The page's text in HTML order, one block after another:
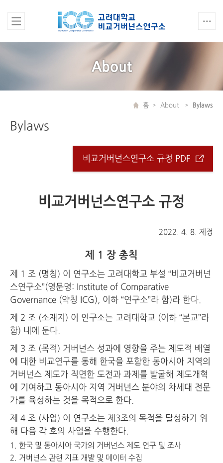
About
홈 About Bylaws
Bylaws
비교거버넌스연구소 규정 PDF
비교거버넌스연구소 규정
2022. 4. 8. 제정
제 1 장 총칙
제 1 조 (명칭) 이 연구소는 고려대학교 부설 “비교거버넌
스연구소”(영문명: Institute of Comparative
Governance (약칭 ICG), 이하 “연구소”라 함)라 한다.
제 2 조 (소재지) 이 연구소는 고려대학교 (이하 “본교”라
함) 내에 둔다.
제 3 조 (목적) 거버넌스 성과에 영향을 주는 제도적 배열
에 대한 비교연구를 통해 한국을 포함한 동아시아 지역의
거버넌스 제도가 직면한 도전과 과제를 발굴해 제도개혁
에 기여하고 동아시아 지역 거버넌스 분야의 차세대 전문
가를 육성하는 것을 목적으로 한다.
제 4 조 (사업) 이 연구소는 제3조의 목적을 달성하기 위
해 다음 각 호의 사업을 수행한다.
한국 및 동아시아 국가의 거버넌스 제도 연구 및 조사
거버넌스 관련 지표 개발 및 데이터 수집